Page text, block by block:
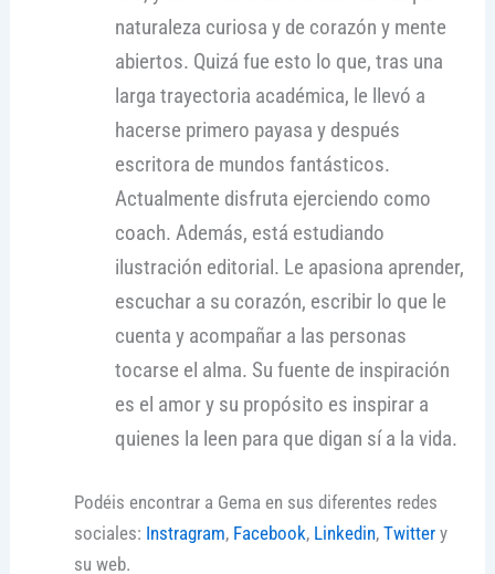
naturaleza curiosa y de corazón y mente
abiertos. Quizá fue esto lo que, tras una
larga trayectoria académica, le llevó a
hacerse primero payasa y después
escritora de mundos fantásticos.
Actualmente disfruta ejerciendo como
coach. Además, está estudiando
ilustración editorial. Le apasiona aprender,
escuchar a su corazón, escribir lo que le
cuenta y acompañar a las personas
tocarse el alma. Su fuente de inspiración
es el amor y su propósito es inspirar a
quienes la leen para que digan sí a la vida.
Podéis encontrar a Gema en sus diferentes redes
sociales: Instragram, Facebook, Linkedin, Twittery
su web.